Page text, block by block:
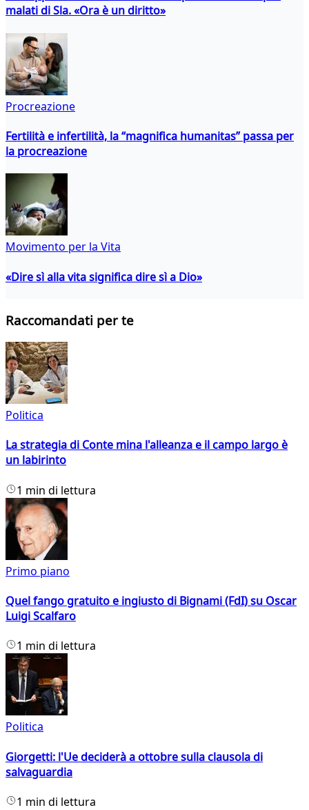
malati di Sla. «Ora è un diritto»
Procreazione
Fertilità e infertilità, la “magnifica humanitas” passa per
la procreazione
Movimento per la Vita
«Dire sì alla vita significa dire sì a Dio»
Raccomandati per te
Politica
La strategia di Conte mina l'alleanza e il campo largo è
un labirinto
1 min di lettura
Primo piano
Quel fango gratuito e ingiusto di Bignami (FdI) su Oscar
Luigi Scalfaro
1 min di lettura
Politica
Giorgetti: l'Ue deciderà a ottobre sulla clausola di
salvaguardia
1 min di lettura